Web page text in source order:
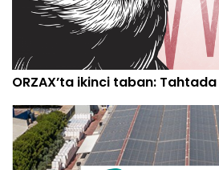
ORZAX’ta ikinci taban: